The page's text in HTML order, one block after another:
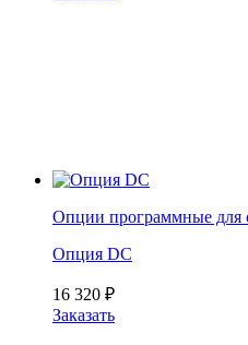
Опции программные для
Опция DC
16 320 ₽
Заказать